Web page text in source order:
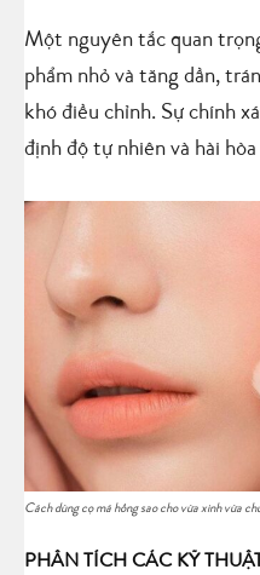
Một nguyên tắc quan
phẩm nhỏ và tăng dần,
khó điều chỉnh. Sự chính
định độ tự nhiên và hài
Cách dùng cọ má hồng sao cho vừa xinh vừa
PHÂN TÍCH CÁC KỸ